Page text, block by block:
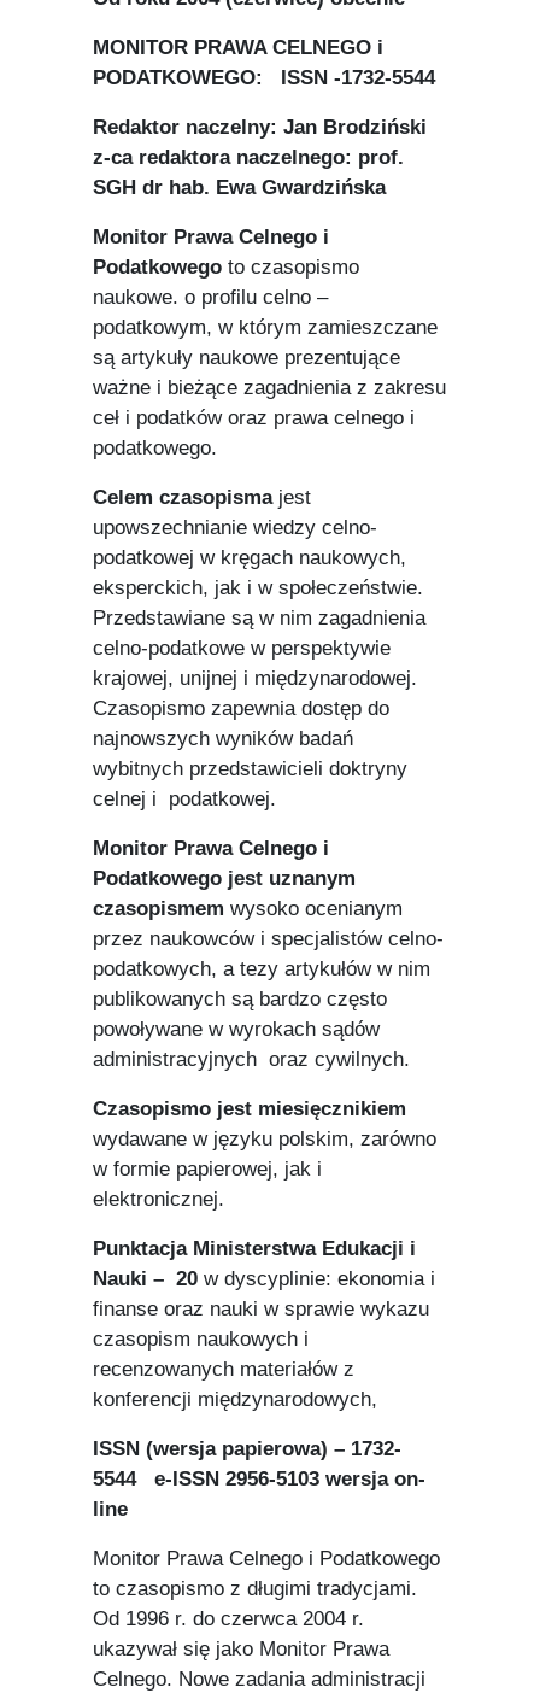
MONITOR PRAWA CELNEGO i
PODATKOWEGO:
ISSN -1732-5544
Redaktor naczelny: Jan Brodziński
z-ca redaktora naczelnego: prof.
SGH dr hab. Ewa Gwardzińska
Monitor Prawa Celnego i
Podatkowego to czasopismo
naukowe. o profilu celno –
podatkowym, w którym zamieszczane
są artykuły naukowe prezentujące
ważne i bieżące zagadnienia z zakresu
ceł i podatków oraz prawa celnego i
podatkowego.
Celem czasopismajest
upowszechnianie wiedzy celno-
podatkowej w kręgach naukowych,
eksperckich, jak i w społeczeństwie.
Przedstawiane są w nim zagadnienia
celno-podatkowe w perspektywie
krajowej, unijnej i międzynarodowej.
Czasopismo zapewnia dostęp do
najnowszych wyników badań
wybitnych przedstawicieli doktryny
celnej i podatkowej.
Monitor Prawa Celnego i
Podatkowego jest uznanym
czasopismem wysoko ocenianym
przez naukowców i specjalistów celno-
podatkowych, a tezy artykułów w nim
publikowanych są bardzo często
powoływane w wyrokach sądów
administracyjnych oraz cywilnych.
Czasopismo jest miesięcznikiem
wydawane w języku polskim, zarówno
w formie papierowej, jak i
elektronicznej.
Punktacja Ministerstwa Edukacji i
Nauki – 20 w dyscyplinie: ekonomia i
finanse oraz nauki w sprawie wykazu
czasopism naukowych i
recenzowanych materiałów z
konferencji międzynarodowych,
ISSN (wersja papierowa) – 1732-
5544 e-ISSN 2956-5103 wersja on-
line
Monitor Prawa Celnego i Podatkowego
to czasopismo z długimi tradycjami.
Od 1996 r. do czerwca 2004 r.
ukazywał się jako Monitor Prawa
Celnego. Nowe zadania administracji